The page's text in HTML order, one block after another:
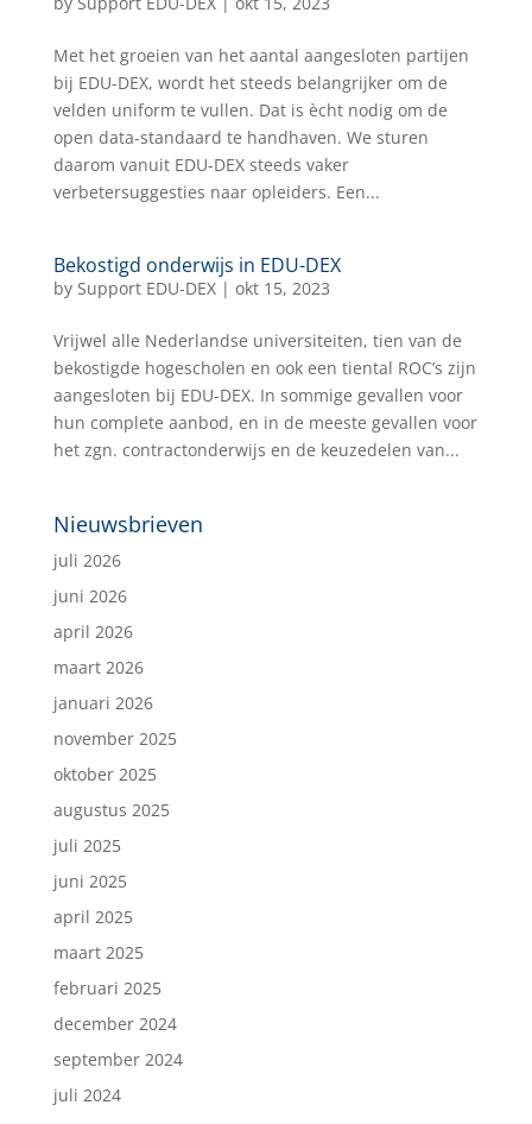
Met het groeien van het aantal aangesloten partijen
bij EDU-DEX, wordt het steeds belangrijker om de
velden uniform te vullen. Dat is ècht nodig om de
open data-standaard te handhaven. We sturen
daarom vanuit EDU-DEX steeds vaker
verbetersuggesties naar opleiders. Een...
Bekostigd onderwijs in EDU-DEX
by Support EDU-DEX| okt 15, 2023
Vrijwel alle Nederlandse universiteiten, tien van de
bekostigde hogescholen en ook een tiental ROC’s zijn
aangesloten bij EDU-DEX. In sommige gevallen voor
hun complete aanbod, en in de meeste gevallen voor
het zgn. contractonderwijs en de keuzedelen van...
Nieuwsbrieven
juli 2026
juni 2026
april 2026
maart 2026
januari 2026
november 2025
oktober 2025
augustus 2025
juli 2025
juni 2025
april 2025
maart 2025
februari 2025
december 2024
september 2024
juli 2024